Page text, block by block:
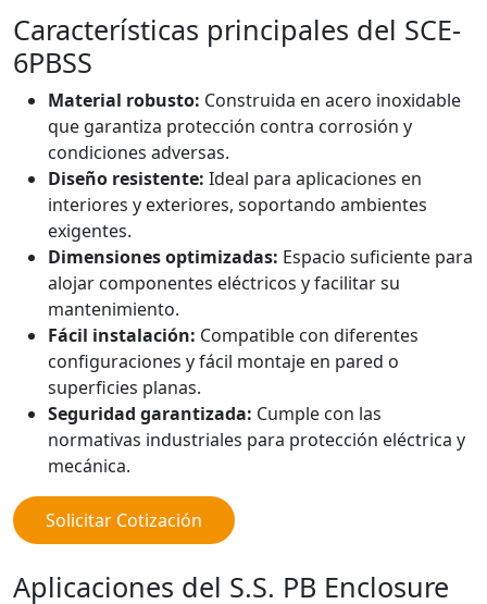
Características principales del SCE-
6PBSS
Material robusto: Construida en acero inoxidable
que garantiza protección contra corrosión y
condiciones adversas.
Diseño resistente: Ideal para aplicaciones en
interiores y exteriores, soportando ambientes
exigentes.
Dimensiones optimizadas: Espacio suficiente para
alojar componentes eléctricos y facilitar su
mantenimiento.
Fácil instalación: Compatible con diferentes
configuraciones y fácil montaje en pared o
superficies planas.
Seguridad garantizada: Cumple con las
normativas industriales para protección eléctrica y
mecánica.
Solicitar Cotización
Aplicaciones del S.S. PB Enclosure